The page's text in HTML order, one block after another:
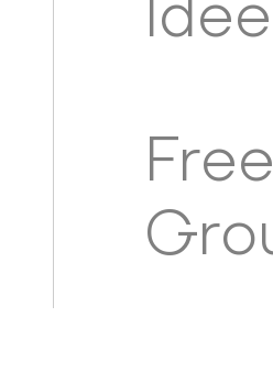
Idee